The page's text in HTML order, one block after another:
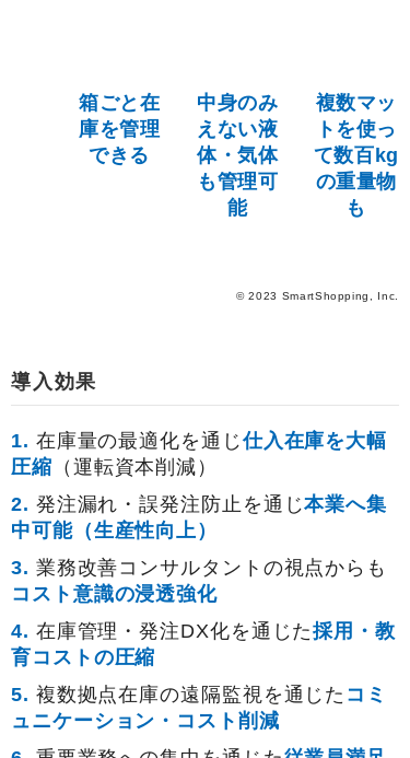
箱ごと在
庫を管理
できる
中身のみ
えない液
体・気体
も管理可
能
複数マッ
トを使っ
て数百kg
の重量物
も
© 2023 SmartShopping, Inc.
導入効果
1. 在庫量の最適化を通じ仕入在庫を大幅
圧縮 （運転資本削減）
2. 発注漏れ・誤発注防止を通じ本業へ集
中可能（生産性向上）
3. 業務改善コンサルタントの視点からも
コスト意識の浸透強化
4. 在庫管理・発注DX化を通じた採用・教
育コストの圧縮
5. 複数拠点在庫の遠隔監視を通じた コミ
ュニケーション・コスト削減